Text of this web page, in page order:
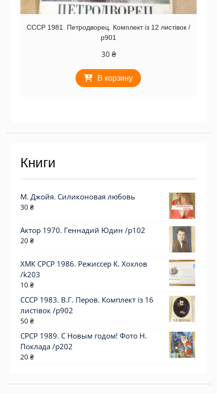
СССР 1981. Петродворец. Комплект із 12 листівок /
р901
30 ₴
В корзину
Книги
М. Джойя. Силиконовая любовь
30 ₴
Актор 1970. Геннадий Юдин /p102
20 ₴
ХМК СРСР 1986. Режиссер К. Хохлов
/k203
10 ₴
СССР 1983. В.Г. Перов. Комплект із 16
листівок /р902
50 ₴
СРСР 1989. С Новым годом! Фото Н.
Поклада /р202
20 ₴